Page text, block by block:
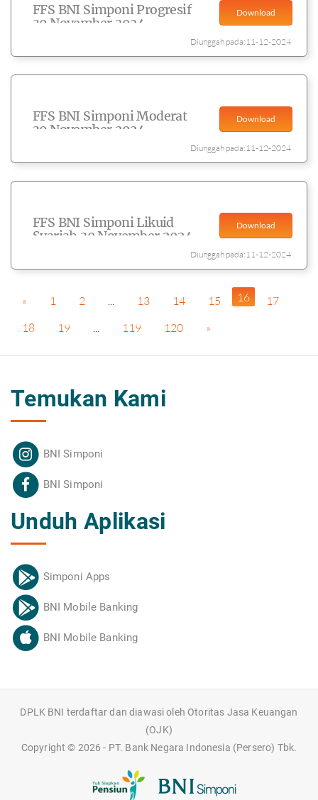
FFS BNI Simponi Progresif
30 November 2024
Download
Diunggah pada:11-12-2024
FFS BNI Simponi Moderat
30 November 2024
Download
Diunggah pada:11-12-2024
FFS BNI Simponi Likuid
Syariah 30 November 2024
Download
Diunggah pada:11-12-2024
« 1 2 ... 13 14 15 16
17
18
19 ... 119 120 »
Temukan Kami
BNI Simponi
BNI Simponi
Unduh Aplikasi
Simponi Apps
BNI Mobile Banking
BNI Mobile Banking
DPLK BNI terdaftar dan diawasi oleh Otoritas Jasa Keuangan
(OJK)
Copyright © 2026 - PT. Bank Negara Indonesia (Persero) Tbk.